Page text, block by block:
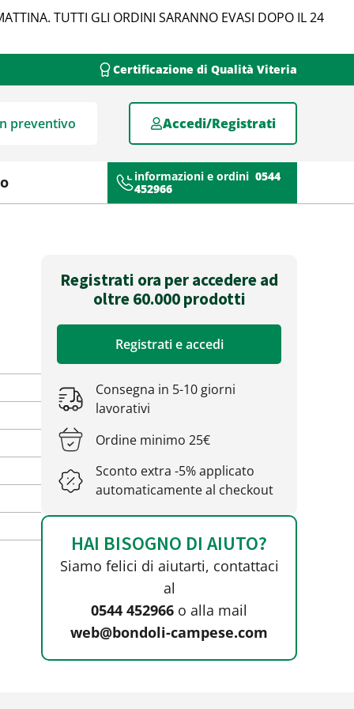
TUTTI GLI ORDINI SARANNO EVASI DOPO IL 24
Certificazione di Qualità Viteria
preventivo Accedi/Registrati
informazioni e ordini 0544
452966
Registrati ora per accedere ad
oltre 60.000 prodotti
Registrati e accedi
Consegna in 5-10 giorni
lavorativi
Ordine minimo 25€
Sconto extra -5% applicato
automaticamente al checkout
HAI BISOGNO DI AIUTO?
Siamo felici di aiutarti, contattaci
al
0544 452966 o alla mail
web@bondoli-campese.com